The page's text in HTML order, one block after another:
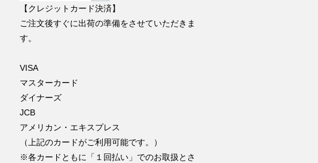
【クレジットカード決済】
ご注文後すぐに出荷の準備をさせていただきま
す。
VISA
マスターカード
ダイナーズ
JCB
アメリカン・エキスプレス
（上記のカードがご利用可能です。）
※各カードともに「１回払い」でのお取扱とさ